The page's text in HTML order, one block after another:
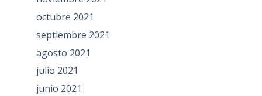
octubre 2021
septiembre 2021
agosto 2021
julio 2021
junio 2021